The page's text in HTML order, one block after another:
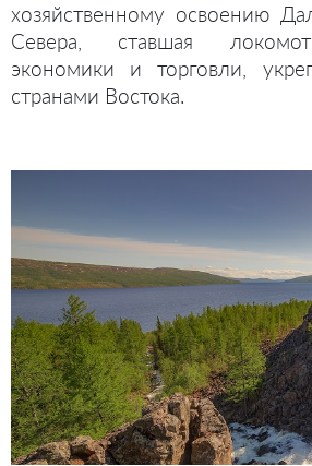
хозяйственному освоению
Севера, ставшая
экономики и торговли,
странами Востока.